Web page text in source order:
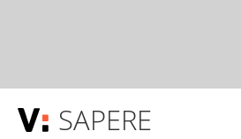
SAPERE